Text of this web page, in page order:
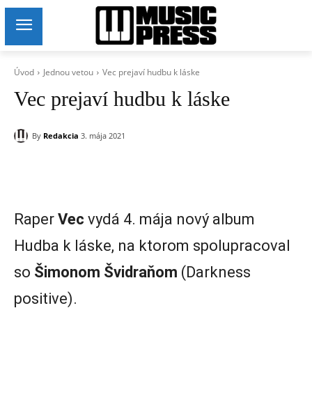
Úvod Jednou vetou Vec prejaví hudbu k láske
Vec prejaví hudbu k láske
By Redakcia 3. mája 2021
Raper Vec vydá 4. mája nový album
Hudba k láske, na ktorom spolupracoval
so Šimonom Švidraňom (Darkness
positive).